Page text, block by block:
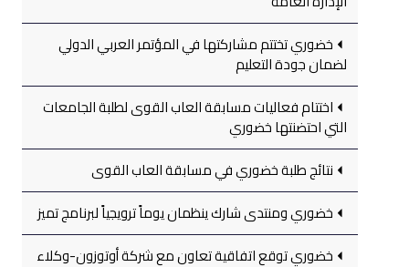
خضوري تختتم مشاركتها في المؤتمر العربي الدولي
لضمان جودة التعليم
اختتام فعاليات مسابقة العاب القوى لطلبة الجامعات
التي احتضنتها خضوري
نتائج طلبة خضوري في مسابقة العاب القوى
خضوري ومنتدى شارك ينظمان يوماً ترويجياً لبرنامج تميز
خضوري توقع اتفاقية تعاون مع شركة أوتوزون-وكلاء